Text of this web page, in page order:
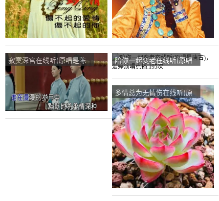
寂寞深宫在线听(原唱是陈
瑞)，蓝天演唱点播:186次
陪你一起变老在线听(原唱
是唐古)，爱婷演唱点
播:195次
多情总为无情伤在线听(原
唱是降央卓玛)，麒麟（波
澜不惊）演唱点播:539次